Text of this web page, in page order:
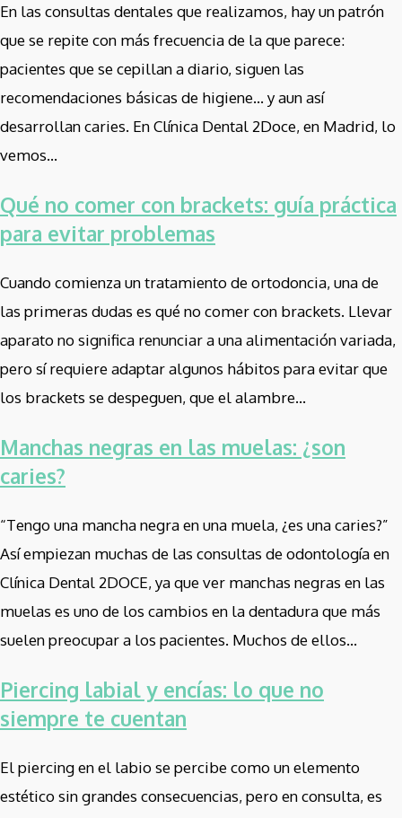
En las consultas dentales que realizamos, hay un patrón
que se repite con más frecuencia de la que parece:
pacientes que se cepillan a diario, siguen las
recomendaciones básicas de higiene… y aun así
desarrollan caries. En Clínica Dental 2Doce, en Madrid, lo
vemos...
Qué no comer con brackets: guía práctica
para evitar problemas
Cuando comienza un tratamiento de ortodoncia, una de
las primeras dudas es qué no comer con brackets. Llevar
aparato no significa renunciar a una alimentación variada,
pero sí requiere adaptar algunos hábitos para evitar que
los brackets se despeguen, que el alambre...
Manchas negras en las muelas: ¿son
caries?
“Tengo una mancha negra en una muela, ¿es una caries?”
Así empiezan muchas de las consultas de odontología en
Clínica Dental 2DOCE, ya que ver manchas negras en las
muelas es uno de los cambios en la dentadura que más
suelen preocupar a los pacientes. Muchos de ellos...
Piercing labial y encías: lo que no
siempre te cuentan
El piercing en el labio se percibe como un elemento
estético sin grandes consecuencias, pero en consulta, es